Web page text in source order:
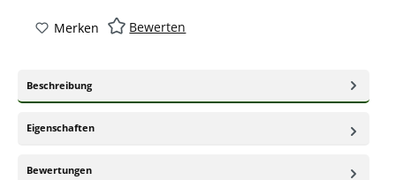
Merken Bewerten
Beschreibung
Eigenschaften
Bewertungen